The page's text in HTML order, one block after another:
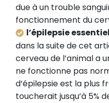
due à un trouble
fonctionnement du
l’épilepsie
dans la suite de cet
cerveau de l’animal a
ne fonctionne pas
d’épilepsie est la plus
toucherait jusqu’à 5%